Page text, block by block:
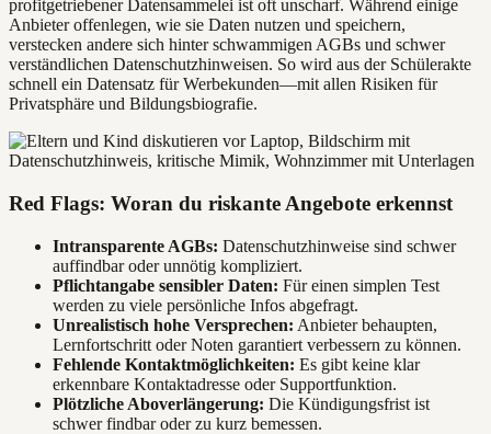
profitgetriebener Datensammelei ist oft unscharf. Während einige
Anbieter offenlegen, wie sie Daten nutzen und speichern,
verstecken andere sich hinter schwammigen AGBs und schwer
verständlichen Datenschutzhinweisen. So wird aus der Schülerakte
schnell ein Datensatz für Werbekunden—mit allen Risiken für
Privatsphäre und Bildungsbiografie.
Red Flags: Woran du riskante Angebote erkennst
Intransparente AGBs: Datenschutzhinweise sind schwer
auffindbar oder unnötig kompliziert.
Pflichtangabe sensibler Daten: Für einen simplen Test
werden zu viele persönliche Infos abgefragt.
Unrealistisch hohe Versprechen: Anbieter behaupten,
Lernfortschritt oder Noten garantiert verbessern zu können.
Fehlende Kontaktmöglichkeiten: Es gibt keine klar
erkennbare Kontaktadresse oder Supportfunktion.
Plötzliche Aboverlängerung: Die Kündigungsfrist ist
schwer findbar oder zu kurz bemessen.